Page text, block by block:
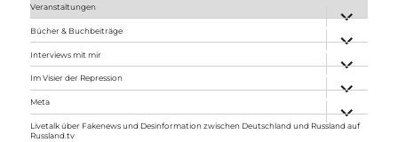
Veranstaltungen
anzeigen
Bücher & Buchbeiträge
anzeigen
Interviews mit mir
anzeigen
Im Visier der Repression
anzeigen
Meta
anzeigen
Livetalk über Fakenews und Desinformation zwischen Deutschland und Russland auf
Russland.tv